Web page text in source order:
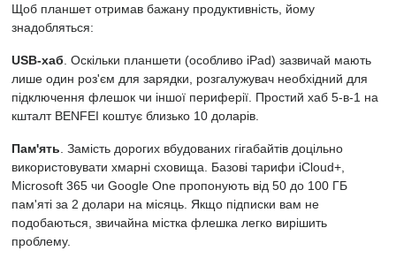
Щоб планшет отримав бажану продуктивність, йому
знадобляться:
USB-хаб . Оскільки планшети (особливо iPad) зазвичай мають
лише один роз'єм для зарядки, розгалужувач необхідний для
підключення флешок чи іншої периферії. Простий хаб 5-в-1 на
кшталт BENFEI коштує близько 10 доларів.
Пам'ять . Замість дорогих вбудованих гігабайтів доцільно
використовувати хмарні сховища. Базові тарифи iCloud+,
Microsoft 365 чи Google One пропонують від 50 до 100 ГБ
пам'яті за 2 долари на місяць. Якщо підписки вам не
подобаються, звичайна містка флешка легко вирішить
проблему.